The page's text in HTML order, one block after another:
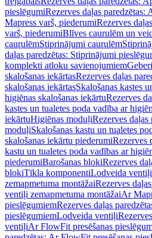
pieslēgumiRezerves daļas paredzētas:
Mapress varš, piederumiRezerves
varš, piederumiBlīves caurulēm un
caurulēmStiprinājumi caurulēm
daļas paredzētas: Stiprinājumi
komplekti atloku savienojumiem
skalošanas iekārtasRezerves daļas
skalošanas iekārtasSkalošanas kastes
higiēnas skalošanas iekārtuRezerves
kastes un tualetes poda vadība ar
iekārtuHigiēnas moduļiRezerves daļas
moduļiSkalošanas kastu un tualetes
skalošanas iekārtu piederumiRezerves
kastu un tualetes poda vadības ar
piederumiBarošanas blokiRezerves
blokiTīkla komponentiLodveida ventiļi
zemapmetuma montāžaiRezerves
ventiļi zemapmetuma montāžaiAr
pieslēgumiemRezerves daļas
pieslēgumiemLodveida ventiļi
ventiļiAr FlowFit presēšanas